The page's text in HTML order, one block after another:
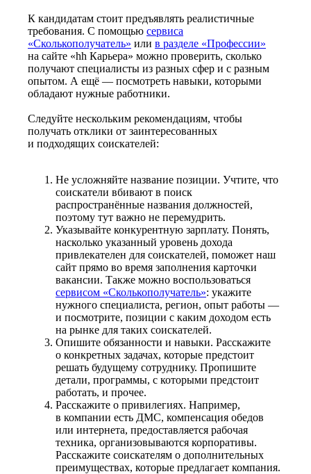
К кандидатам стоит предъявлять реалистичные
требования. С помощью сервиса
«Сколькополучатель» или в разделе «Профессии»
на сайте «hh Карьера» можно проверить, сколько
получают специалисты из разных сфер и с разным
опытом. А ещё — посмотреть навыки, которыми
обладают нужные работники.
Следуйте нескольким рекомендациям, чтобы
получать отклики от заинтересованных
и подходящих соискателей:
Не усложняйте название позиции. Учтите, что
соискатели вбивают в поиск
распространённые названия должностей,
поэтому тут важно не перемудрить.
Указывайте конкурентную зарплату. Понять,
насколько указанный уровень дохода
привлекателен для соискателей, поможет наш
сайт прямо во время заполнения карточки
вакансии. Также можно воспользоваться
сервисом «Сколькополучатель»: укажите
нужного специалиста, регион, опыт работы —
и посмотрите, позиции с каким доходом есть
на рынке для таких соискателей.
Опишите обязанности и навыки. Расскажите
о конкретных задачах, которые предстоит
решать будущему сотруднику. Пропишите
детали, программы, с которыми предстоит
работать, и прочее.
Расскажите о привилегиях. Например,
в компании есть ДМС, компенсация обедов
или интернета, предоставляется рабочая
техника, организовываются корпоративы.
Расскажите соискателям о дополнительных
преимуществах, которые предлагает компания.